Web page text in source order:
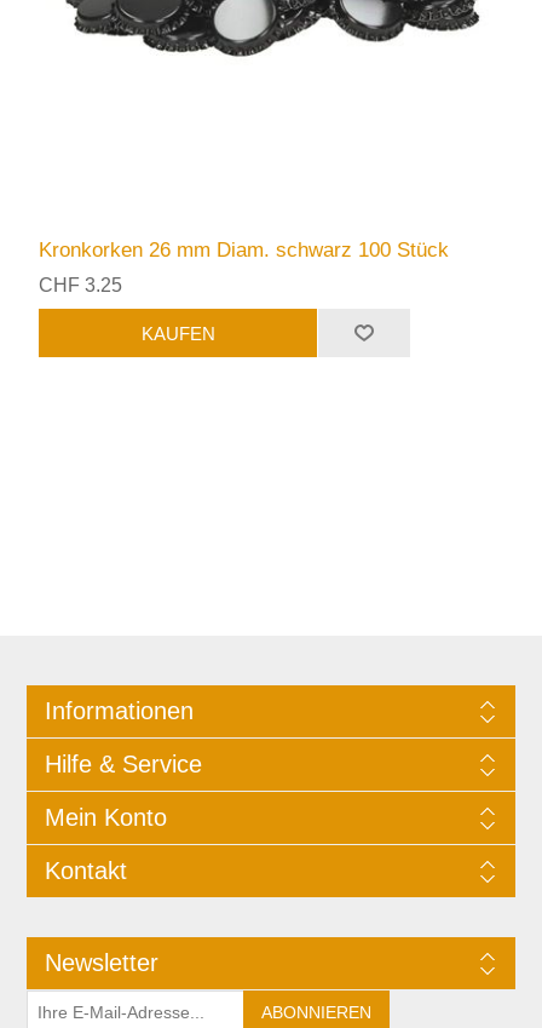
Kronkorken 26 mm Diam. schwarz 100 Stück
CHF 3.25
Informationen
Hilfe & Service
Mein Konto
Kontakt
Newsletter